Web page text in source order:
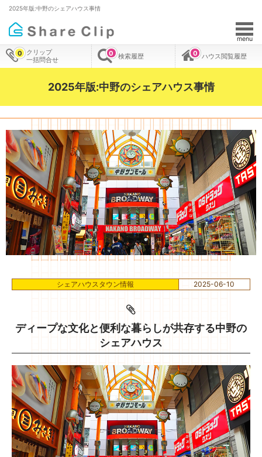
2025年版:中野のシェアハウス事情
menu
クリップ
一括問合せ
0 検索履歴
0 ハウス閲覧履歴
0
2025年版:中野のシェアハウス事情
シェアハウスタウン情報 2025-06-10
ディープな文化と便利な暮らしが共存する中野の
シェアハウス